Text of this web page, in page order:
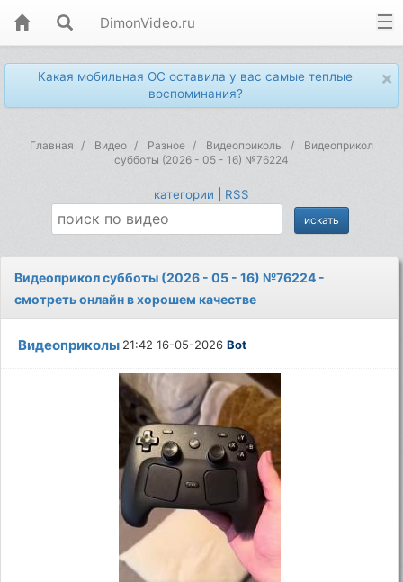
DimonVideo.ru
×
Какая мобильная ОС оставила у вас самые теплые
воспоминания?
Главная Видео Разное Видеоприколы
Видеоприкол
субботы (2026 - 05 - 16) №76224
категории RSS
Видеоприкол субботы (2026 - 05 - 16) №76224 -
смотреть онлайн в хорошем качестве
Видеоприколы 21:42 16-05-2026Bot